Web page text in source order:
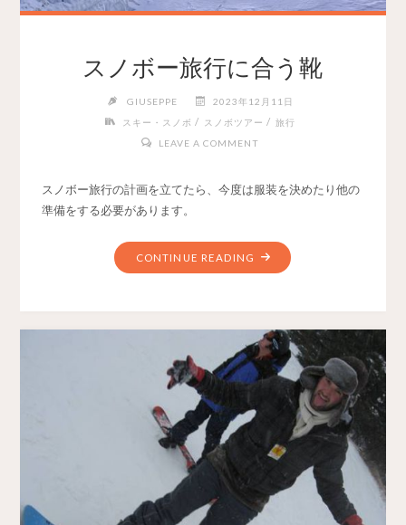
スノボー旅行に合う靴
GIUSEPPE
2023年12月11日
スキー・スノボ / スノボツアー / 旅行
LEAVE A COMMENT
スノボー旅行の計画を立てたら、今度は服装を決めたり他の
準備をする必要があります。
CONTINUE READING